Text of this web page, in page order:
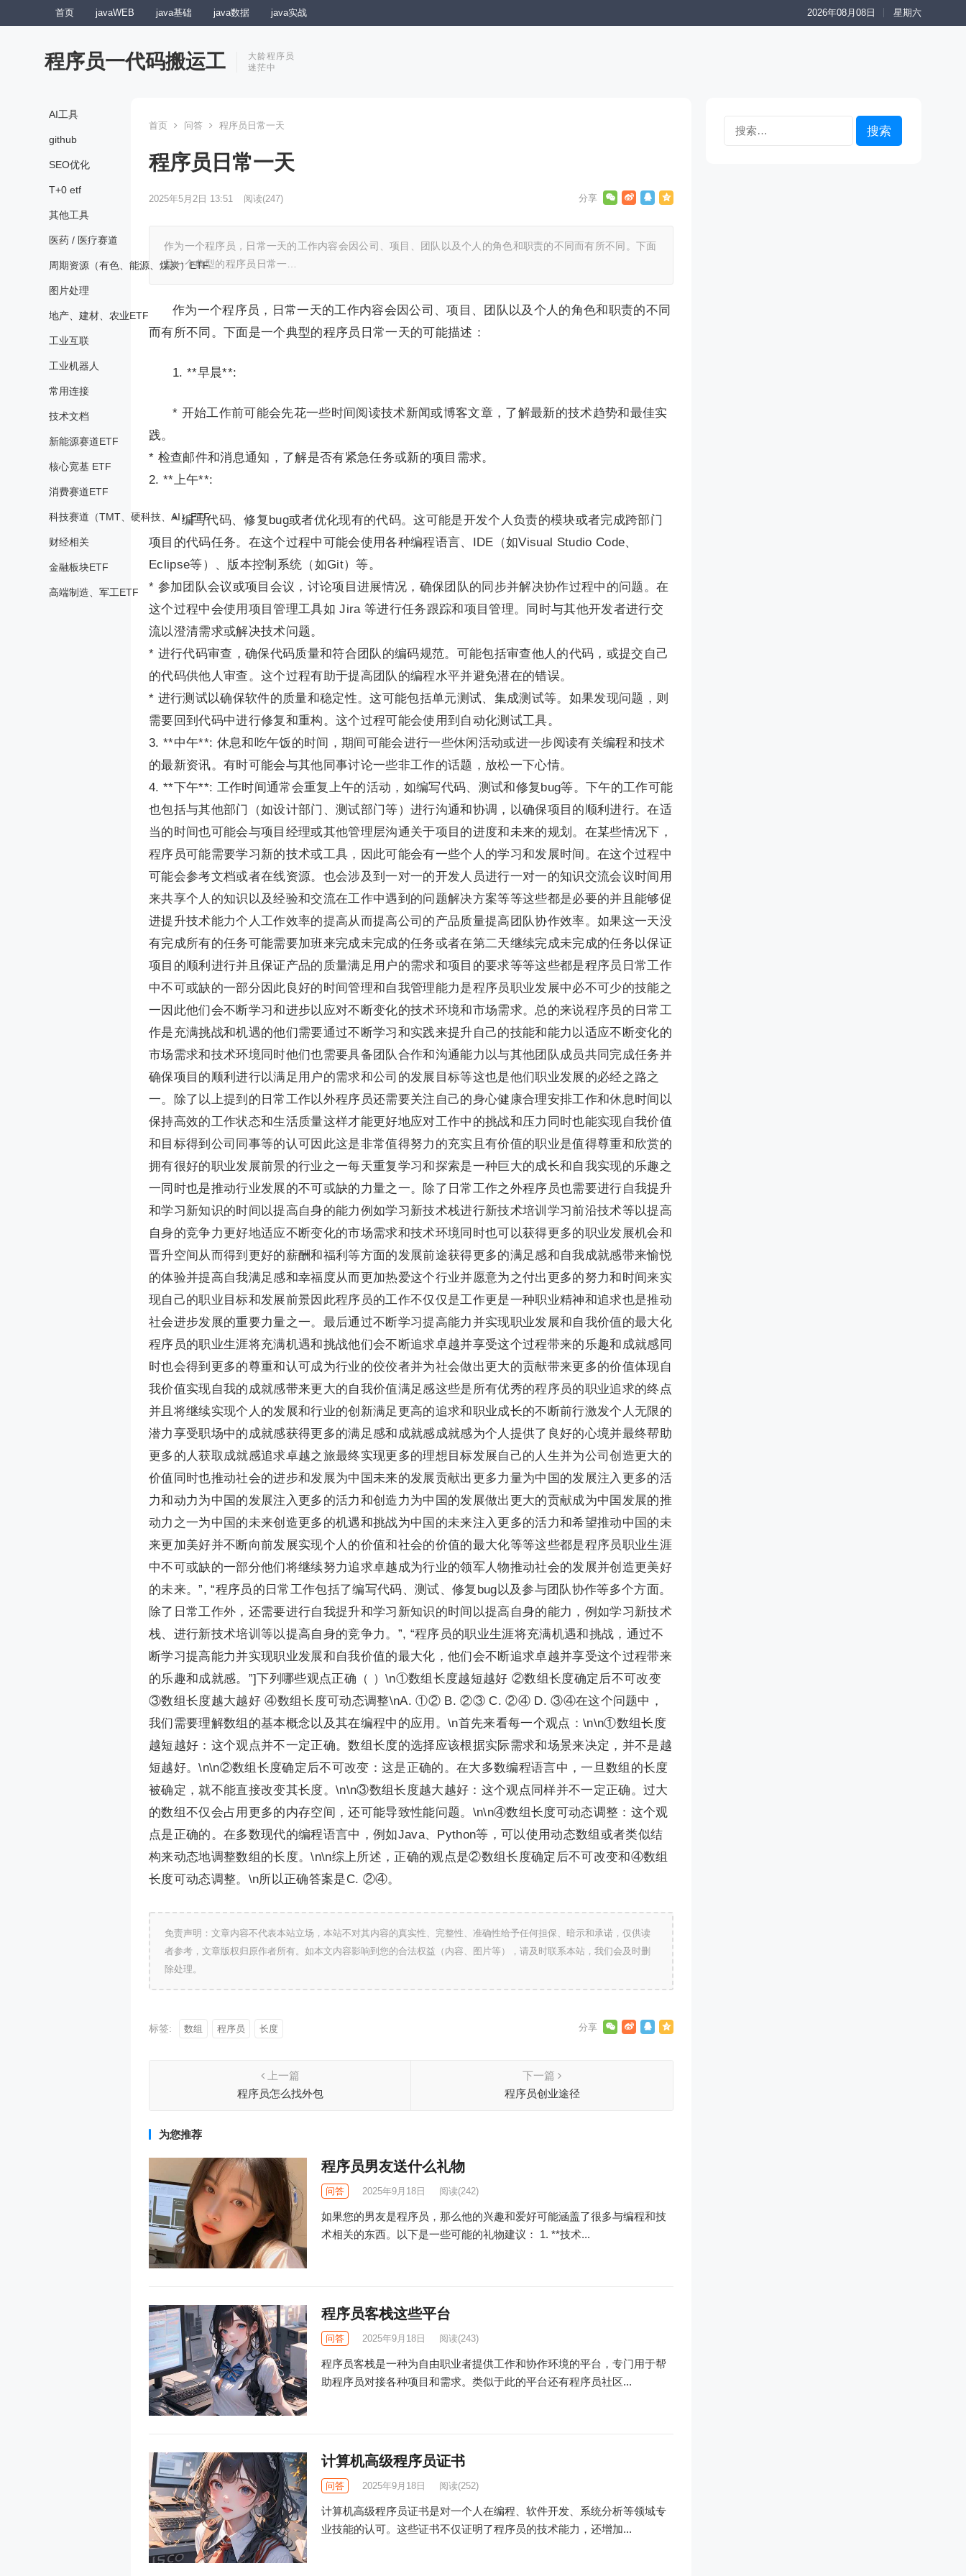
首页 javaWEB java基础 java数据 java实战 2026年08月08日 星期六
程序员一代码搬运工
大龄程序员
迷茫中
AI工具
github
SEO优化
T+0 etf
其他工具
医药 / 医疗赛道
周期资源（有色、能源、煤炭）ETF
图片处理
地产、建材、农业ETF
工业互联
工业机器人
常用连接
技术文档
新能源赛道ETF
核心宽基 ETF
消费赛道ETF
科技赛道（TMT、硬科技、AI）ETF
财经相关
金融板块ETF
高端制造、军工ETF
首页 问答 程序员日常一天
程序员日常一天
2025年5月2日 13:51 阅读(247)
作为一个程序员，日常一天的工作内容会因公司、项目、团队以及个人的角色和职责的不同而有所不同。下面
是一个典型的程序员日常一…
作为一个程序员，日常一天的工作内容会因公司、项目、团队以及个人的角色和职责的不同
而有所不同。下面是一个典型的程序员日常一天的可能描述：
1. **早晨**:
* 开始工作前可能会先花一些时间阅读技术新闻或博客文章，了解最新的技术趋势和最佳实
践。
* 检查邮件和消息通知，了解是否有紧急任务或新的项目需求。
2. **上午**:
* 编写代码、修复bug或者优化现有的代码。这可能是开发个人负责的模块或者完成跨部门
项目的代码任务。在这个过程中可能会使用各种编程语言、IDE（如Visual Studio Code、
Eclipse等）、版本控制系统（如Git）等。
* 参加团队会议或项目会议，讨论项目进展情况，确保团队的同步并解决协作过程中的问题。在
这个过程中会使用项目管理工具如 Jira 等进行任务跟踪和项目管理。同时与其他开发者进行交
流以澄清需求或解决技术问题。
* 进行代码审查，确保代码质量和符合团队的编码规范。可能包括审查他人的代码，或提交自己
的代码供他人审查。这个过程有助于提高团队的编程水平并避免潜在的错误。
* 进行测试以确保软件的质量和稳定性。这可能包括单元测试、集成测试等。如果发现问题，则
需要回到代码中进行修复和重构。这个过程可能会使用到自动化测试工具。
3. **中午**: 休息和吃午饭的时间，期间可能会进行一些休闲活动或进一步阅读有关编程和技术
的最新资讯。有时可能会与其他同事讨论一些非工作的话题，放松一下心情。
4. **下午**: 工作时间通常会重复上午的活动，如编写代码、测试和修复bug等。下午的工作可能
也包括与其他部门（如设计部门、测试部门等）进行沟通和协调，以确保项目的顺利进行。在适
当的时间也可能会与项目经理或其他管理层沟通关于项目的进度和未来的规划。在某些情况下，
程序员可能需要学习新的技术或工具，因此可能会有一些个人的学习和发展时间。在这个过程中
可能会参考文档或者在线资源。也会涉及到一对一的开发人员进行一对一的知识交流会议时间用
来共享个人的知识以及经验和交流在工作中遇到的问题解决方案等等这些都是必要的并且能够促
进提升技术能力个人工作效率的提高从而提高公司的产品质量提高团队协作效率。如果这一天没
有完成所有的任务可能需要加班来完成未完成的任务或者在第二天继续完成未完成的任务以保证
项目的顺利进行并且保证产品的质量满足用户的需求和项目的要求等等这些都是程序员日常工作
中不可或缺的一部分因此良好的时间管理和自我管理能力是程序员职业发展中必不可少的技能之
一因此他们会不断学习和进步以应对不断变化的技术环境和市场需求。总的来说程序员的日常工
作是充满挑战和机遇的他们需要通过不断学习和实践来提升自己的技能和能力以适应不断变化的
市场需求和技术环境同时他们也需要具备团队合作和沟通能力以与其他团队成员共同完成任务并
确保项目的顺利进行以满足用户的需求和公司的发展目标等这也是他们职业发展的必经之路之
一。除了以上提到的日常工作以外程序员还需要关注自己的身心健康合理安排工作和休息时间以
保持高效的工作状态和生活质量这样才能更好地应对工作中的挑战和压力同时也能实现自我价值
和目标得到公司同事等的认可因此这是非常值得努力的充实且有价值的职业是值得尊重和欣赏的
拥有很好的职业发展前景的行业之一每天重复学习和探索是一种巨大的成长和自我实现的乐趣之
一同时也是推动行业发展的不可或缺的力量之一。除了日常工作之外程序员也需要进行自我提升
和学习新知识的时间以提高自身的能力例如学习新技术栈进行新技术培训学习前沿技术等以提高
自身的竞争力更好地适应不断变化的市场需求和技术环境同时也可以获得更多的职业发展机会和
晋升空间从而得到更好的薪酬和福利等方面的发展前途获得更多的满足感和自我成就感带来愉悦
的体验并提高自我满足感和幸福度从而更加热爱这个行业并愿意为之付出更多的努力和时间来实
现自己的职业目标和发展前景因此程序员的工作不仅仅是工作更是一种职业精神和追求也是推动
社会进步发展的重要力量之一。最后通过不断学习提高能力并实现职业发展和自我价值的最大化
程序员的职业生涯将充满机遇和挑战他们会不断追求卓越并享受这个过程带来的乐趣和成就感同
时也会得到更多的尊重和认可成为行业的佼佼者并为社会做出更大的贡献带来更多的价值体现自
我价值实现自我的成就感带来更大的自我价值满足感这些是所有优秀的程序员的职业追求的终点
并且将继续实现个人的发展和行业的创新满足更高的追求和职业成长的不断前行激发个人无限的
潜力享受职场中的成就感获得更多的满足感和成就感成就感为个人提供了良好的心境并最终帮助
更多的人获取成就感追求卓越之旅最终实现更多的理想目标发展自己的人生并为公司创造更大的
价值同时也推动社会的进步和发展为中国未来的发展贡献出更多力量为中国的发展注入更多的活
力和动力为中国的发展注入更多的活力和创造力为中国的发展做出更大的贡献成为中国发展的推
动力之一为中国的未来创造更多的机遇和挑战为中国的未来注入更多的活力和希望推动中国的未
来更加美好并不断向前发展实现个人的价值和社会的价值的最大化等等这些都是程序员职业生涯
中不可或缺的一部分他们将继续努力追求卓越成为行业的领军人物推动社会的发展并创造更美好
的未来。”, “程序员的日常工作包括了编写代码、测试、修复bug以及参与团队协作等多个方面。
除了日常工作外，还需要进行自我提升和学习新知识的时间以提高自身的能力，例如学习新技术
栈、进行新技术培训等以提高自身的竞争力。”, “程序员的职业生涯将充满机遇和挑战，通过不
断学习提高能力并实现职业发展和自我价值的最大化，他们会不断追求卓越并享受这个过程带来
的乐趣和成就感。”]下列哪些观点正确（ ）\n①数组长度越短越好 ②数组长度确定后不可改变
③数组长度越大越好 ④数组长度可动态调整\nA. ①② B. ②③ C. ②④ D. ③④在这个问题中，
我们需要理解数组的基本概念以及其在编程中的应用。\n首先来看每一个观点：\n\n①数组长度
越短越好：这个观点并不一定正确。数组长度的选择应该根据实际需求和场景来决定，并不是越
短越好。\n\n②数组长度确定后不可改变：这是正确的。在大多数编程语言中，一旦数组的长度
被确定，就不能直接改变其长度。\n\n③数组长度越大越好：这个观点同样并不一定正确。过大
的数组不仅会占用更多的内存空间，还可能导致性能问题。\n\n④数组长度可动态调整：这个观
点是正确的。在多数现代的编程语言中，例如Java、Python等，可以使用动态数组或者类似结
构来动态地调整数组的长度。\n\n综上所述，正确的观点是②数组长度确定后不可改变和④数组
长度可动态调整。\n所以正确答案是C. ②④。
免责声明：文章内容不代表本站立场，本站不对其内容的真实性、完整性、准确性给予任何担保、暗示和承诺，仅供读
者参考，文章版权归原作者所有。如本文内容影响到您的合法权益（内容、图片等），请及时联系本站，我们会及时删
除处理。
标签: 数组 程序员 长度
上一篇
程序员怎么找外包
下一篇
程序员创业途径
为您推荐
程序员男友送什么礼物
问答 2025年9月18日 阅读(242)
如果您的男友是程序员，那么他的兴趣和爱好可能涵盖了很多与编程和技
术相关的东西。以下是一些可能的礼物建议： 1. **技术...
程序员客栈这些平台
问答 2025年9月18日 阅读(243)
程序员客栈是一种为自由职业者提供工作和协作环境的平台，专门用于帮
助程序员对接各种项目和需求。类似于此的平台还有程序员社区...
计算机高级程序员证书
问答 2025年9月18日 阅读(252)
计算机高级程序员证书是对一个人在编程、软件开发、系统分析等领域专
业技能的认可。这些证书不仅证明了程序员的技术能力，还增加...